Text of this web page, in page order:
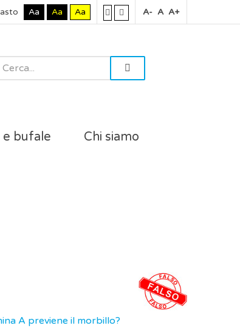
Aa Aa Aa A- A A+
e bufale Chi siamo
A previene il morbillo?